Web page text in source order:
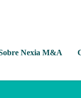
Nexia M&A